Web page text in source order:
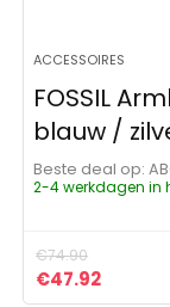
ACCESSOIRES
FOSSIL
blauw /
Beste deal op:
2-4 werkdagen in
€74.90
€47.92